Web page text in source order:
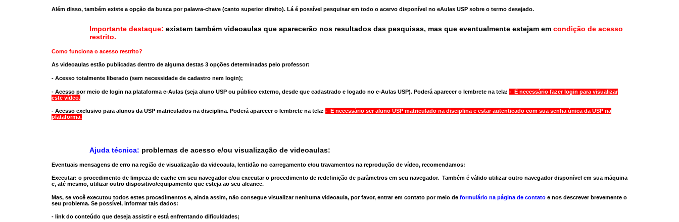
Além disso, também existe a opção da busca por palavra-chave (canto superior direito). Lá é possível pesquisar em todo o acervo disponível no eAulas USP sobre o termo desejado.
Importante destaque: existem também videoaulas que aparecerão nos resultados das pesquisas, mas que eventualmente estejam em condição de acesso
restrito.
Como funciona o acesso restrito?
As videoaulas estão publicadas dentro de alguma destas 3 opções determinadas pelo professor:
- Acesso totalmente liberado (sem necessidade de cadastro nem login);
- Acesso por meio de login na plataforma e-Aulas (seja aluno USP ou público externo, desde que cadastrado e logado no e-Aulas USP). Poderá aparecer o lembrete na tela: - É necessário fazer login para visualizar
este vídeo.
- Acesso exclusivo para alunos da USP matriculados na disciplina. Poderá aparecer o lembrete na tela: - É necessário ser aluno USP matriculado na disciplina e estar autenticado com sua senha única da USP na
plataforma.
Ajuda técnica: problemas de acesso e/ou visualização de videoaulas:
Eventuais mensagens de erro na região de visualização da videoaula, lentidão no carregamento e/ou travamentos na reprodução de vídeo, recomendamos:
Executar: o procedimento de limpeza de cache em seu navegador e/ou executar o procedimento de redefinição de parâmetros em seu navegador. Também é válido utilizar outro navegadordisponível em sua máquina
e, até mesmo, utilizar outro dispositivo/equipamento que esteja ao seu alcance.
Mas, se você executou todos estes procedimentos e, ainda assim, não consegue visualizar nenhuma videoaula, por favor, entrar em contato por meio de formulário na página de contato e nos descrever brevemente o
seu problema. Se possível, informar tais dados:
- link do conteúdo que deseja assistir e está enfrentando dificuldades;